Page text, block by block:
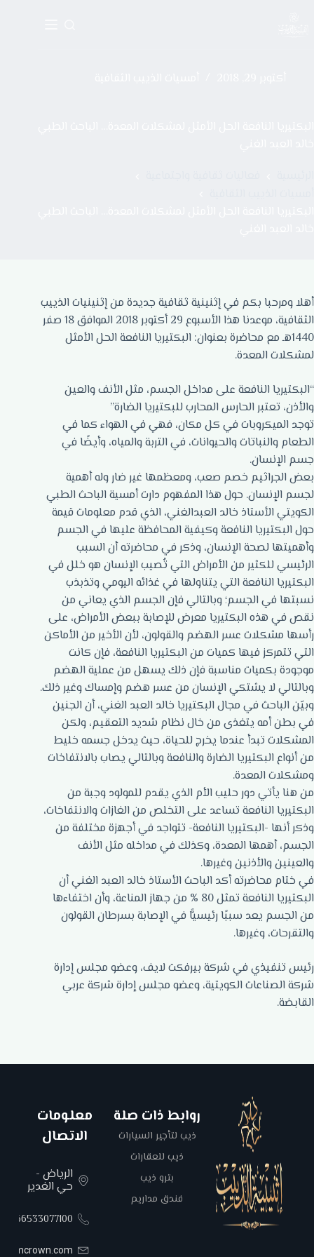
أهلا ومرحبا بكم في إثنينية ثقافية جديدة من إثنينيات الذييب
الثقافية، موعدنا هذا الأسبوع 29 أكتوبر 2018 الموافق 18 صفر
1440هـ مع محاضرة بعنوان: البكتيريا النافعة الحل الأمثل
لمشكلات المعدة.
“البكتيريا النافعة على مداخل الجسم، مثل الأنف والعين
والأذن، تعتبر الحارس المحارب للبكتيريا الضارة”
توجد الميكروبات في كل مكان، فهي في الهواء كما في
الطعام والنباتات والحيوانات، في التربة والمياه، وأيضًا في
جسم الإنسان.
بعض الجراثيم خصم صعب، ومعظمها غير ضار وله أهمية
لجسم الإنسان. حول هذا المفهوم دارت أمسية الباحث الطبي
الكويتي الأستاذ خالد العبدالغني، الذي قدم معلومات قيمة
حول البكتيريا النافعة وكيفية المحافظة عليها في الجسم
وأهميتها لصحة الإنسان، وذكر في محاضرته أن السبب
الرئيسي للكثير من الأمراض التي تُصيب الإنسان هو خلل في
البكتيريا النافعة التي يتناولها في غذائه اليومي وتذبذب
نسبتها في الجسم؛ وبالتالي فإن الجسم الذي يعاني من
نقص في هذه البكتيريا معرض للإصابة ببعض الأمراض، على
رأسها مشكلات عسر الهضم والقولون، لأن الأخير من الأماكن
التي تتمركز فيها كميات من البكتيريا النافعة، فإن كانت
موجودة بكميات مناسبة فإن ذلك يسهل من عملية الهضم
وبالتالي لا يشتكي الإنسان من عسر هضم وإمساك وغير ذلك.
وبيّن الباحث في مجال البكتيريا خالد العبد الغني، أن الجنين
في بطن أمه يتغذى من خال نظام شديد التعقيم، ولكن
المشكلات تبدأ عندما يخرج للحياة، حيث يدخل جسمه خليط
من أنواع البكتيريا الضارة والنافعة وبالتالي يصاب بالانتفاخات
ومشكلات المعدة.
من هنا يأتي دور حليب الأم الذي يقدم للمولود وجبة من
البكتيريا النافعة تساعد على التخلص من الغازات والانتفاخات،
وذكر أنها -البكتيريا النافعة- تتواجد في أجهزة مختلفة من
الجسم، أهمها المعدة، وكذلك في مداخله مثل الأنف
والعينين والأذنين وغيرها.
في ختام محاضرته أكد الباحث الأستاذ خالد العبد الغني أن
البكتيريا النافعة تمثل 80 % من جهاز المناعة، وأن اختفاءها
من الجسم يعد سببًا رئيسيًّا في الإصابة بسرطان القولون
والتقرحات، وغيرها.
رئيس تنفيذي في شركة بيرفكت لايف، وعضو مجلس إدارة
شركة الصناعات الكويتية، وعضو مجلس إدارة شركة عربي
القابضة.
روابط ذات صلة
ذيب لتأجير السيارات
ذيب للعقارات
بترو ذيب
فندق مداريم
معلومات
الاتصال
الرياض -
حي الغدير